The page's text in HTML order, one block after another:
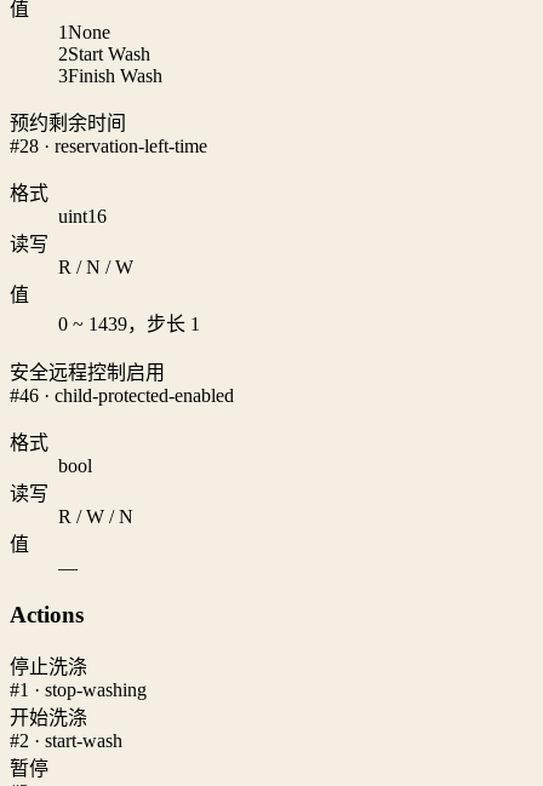
值
1None
2Start Wash
3Finish Wash
预约剩余时间
#28 · reservation-left-time
格式
uint16
读写
R / N / W
值
0 ~ 1439，步长 1
安全远程控制启用
#46 · child-protected-enabled
格式
bool
读写
R / W / N
值
—
Actions
停止洗涤
#1 · stop-washing
开始洗涤
#2 · start-wash
暂停